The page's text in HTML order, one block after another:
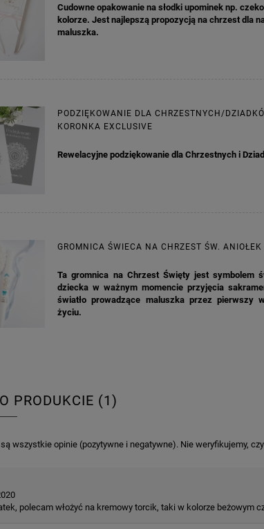
regularna:
6,98 zł
6,98 zł
DO KOSZYKA
4,30 zł
Cena regularna:
Najniższa cena:
Cudowne opakowanie na słodki upominek np.
kolorze. Jest najlepszą propozycją na chrzest dla
maluszka.
PODZIĘKOWANIE DLA CHRZESTNYCH/
KORONKA EXCLUSIVE
Rewelacyjne podziękowanie dla Chrzestnych i
GROMNICA ŚWIECA NA CHRZEST ŚW. ANIOŁEK
Ta gromnica na Chrzest Święty jest symbolem
dziecka w ważnym momencie przyjęcia
światło prowadzące maluszka przez pierwszy
życiu.
PRODUKCIE (1)
wszystkie opinie (pozytywne i negatywne). Nie weryfikujemy,
polecam włożyć na kremowy torcik, taki w kolorze beżowym